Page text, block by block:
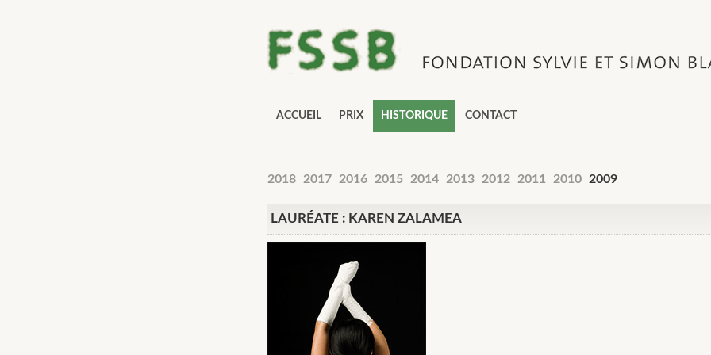
ACCUEIL PRIX HISTORIQUE CONTACT
2018 2017 2016 2015 2014 2013 2012 2011 2010 2009
LAURÉATE : KAREN ZALAMEA